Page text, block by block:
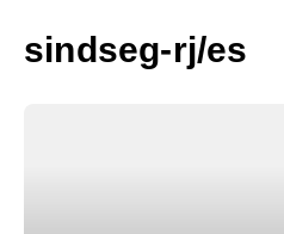
sindseg-rj/es